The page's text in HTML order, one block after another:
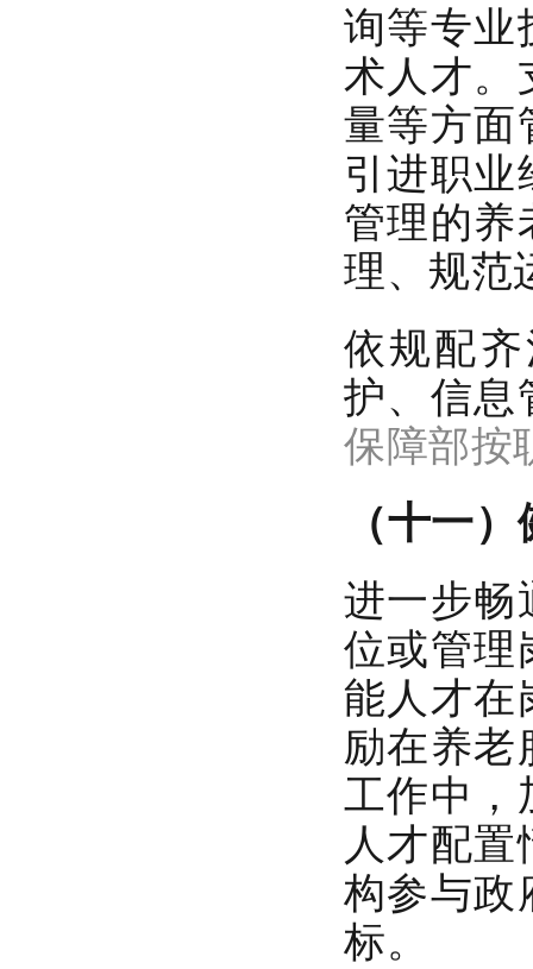
询等专业
术人才。
量等方面
引进职
管理的养
理、规范
依规配
护、信息
保障部按
（十一
进一步畅
位或管理
能人才在
励在养
工作中，
人才配
构参与政
标。